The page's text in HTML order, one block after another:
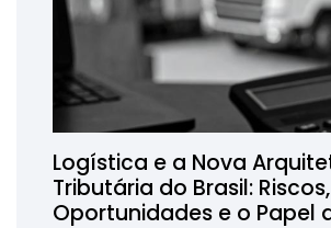
Logística e a Nova
Tributária do Brasil: Riscos,
Oportunidades e o Papel